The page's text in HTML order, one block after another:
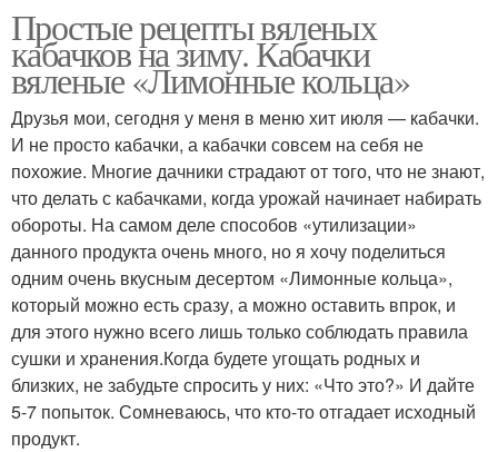
Простые рецепты вяленых
кабачков на зиму. Кабачки
вяленые «Лимонные кольца»
Друзья мои, сегодня у меня в меню хит июля — кабачки.
И не просто кабачки, а кабачки совсем на себя не
похожие. Многие дачники страдают от того, что не знают,
что делать с кабачками, когда урожай начинает набирать
обороты. На самом деле способов «утилизации»
данного продукта очень много, но я хочу поделиться
одним очень вкусным десертом «Лимонные кольца»,
который можно есть сразу, а можно оставить впрок, и
для этого нужно всего лишь только соблюдать правила
сушки и хранения.Когда будете угощать родных и
близких, не забудьте спросить у них: «Что это?» И дайте
5-7 попыток. Сомневаюсь, что кто-то отгадает исходный
продукт.